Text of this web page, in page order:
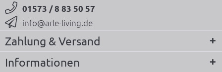
01573 / 8 83 50 57
info@arle-living.de
Zahlung & Versand
Informationen